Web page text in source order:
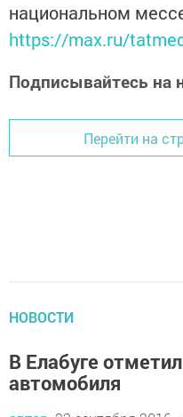
национальном
https://max.ru/
Подписывайтесь на
Перейти на
НОВОСТИ
В Елабуге
автомобиля